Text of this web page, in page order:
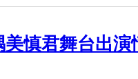
美慎君舞台出演